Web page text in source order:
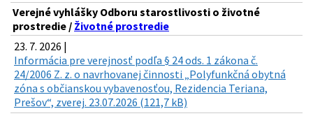
Verejné vyhlášky Odboru starostlivosti o životné
prostredie / Životné prostredie
23. 7. 2026 |
Informácia pre verejnosť podľa § 24 ods. 1 zákona č.
24/2006 Z. z. o navrhovanej činnosti „Polyfunkčná obytná
zóna s občianskou vybavenosťou, Rezidencia Teriana,
Prešov“, zverej. 23.07.2026 (121,7 kB)